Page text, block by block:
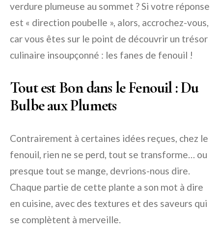
verdure plumeuse au sommet ? Si votre réponse
est « direction poubelle », alors, accrochez-vous,
car vous êtes sur le point de découvrir un trésor
culinaire insoupçonné : les fanes de fenouil !
Tout est Bon dans le Fenouil : Du
Bulbe aux Plumets
Contrairement à certaines idées reçues, chez le
fenouil, rien ne se perd, tout se transforme… ou
presque tout se mange, devrions-nous dire.
Chaque partie de cette plante a son mot à dire
en cuisine, avec des textures et des saveurs qui
se complètent à merveille.